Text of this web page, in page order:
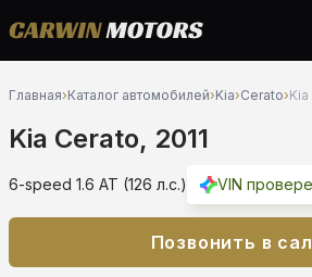
Главная›Каталог автомобилей›Kia›Cerato›Kia
Kia Cerato, 2011
6-speed 1.6 AT (126 л.с.) VIN
Позвонить в